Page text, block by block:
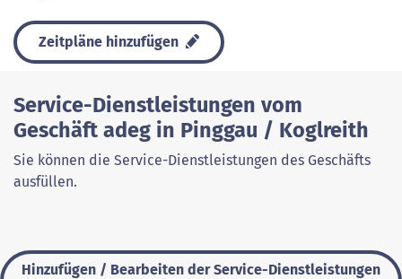
Zeitpläne hinzufügen
Service-Dienstleistungen vom
Geschäft adeg in Pinggau / Koglreith
Sie können die Service-Dienstleistungen des Geschäfts
ausfüllen.
Hinzufügen / Bearbeiten der Service-Dienstleistungen